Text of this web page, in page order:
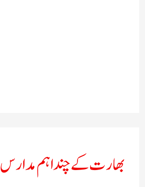
بھارت کے چند اہم مدارس